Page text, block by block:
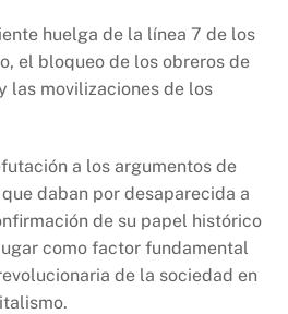
huelga de la línea 7 de los
el bloqueo de los obreros de
las movilizaciones de los
a los argumentos de
daban por desaparecida a
de su papel histórico
como factor fundamental
de la sociedad en